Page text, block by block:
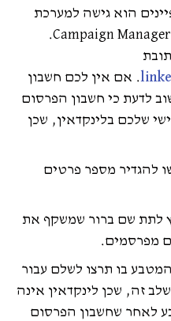
הוא גישה למערכת
. אם אין לכם חשבון
לדעת כי חשבון הפרסום
שלכם בלינקדאין, שכן
מספר פרטים
לתת שם ברור שמשקף את
מפרסמים.
בו תרצו לשלם עבור
זה, שכן לינקדאין אינה
לאחר שחשבון הפרסום